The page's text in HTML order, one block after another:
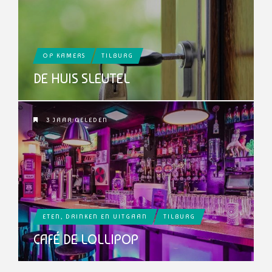
OP KAMERS TILBURG
DE HUIS SLEUTEL
3 JAAR GELEDEN
ETEN, DRINKEN EN UITGAAN TILBURG
CAFÉ DE LOLLIPOP